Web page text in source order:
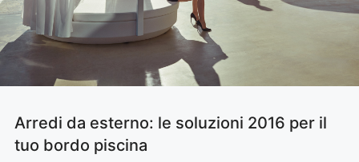
Arredi da esterno: le soluzioni 2016 per il
tuo bordo piscina